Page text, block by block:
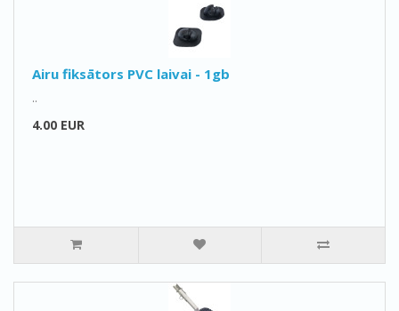
Airu fiksātors PVC laivai - 1gb
..
4.00 EUR